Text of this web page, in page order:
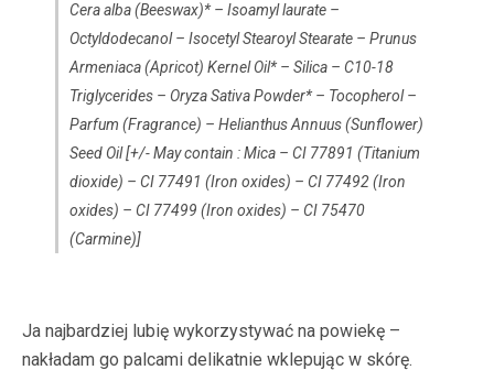
Cera alba (Beeswax)* – Isoamyl laurate –
Octyldodecanol – Isocetyl Stearoyl Stearate – Prunus
Armeniaca (Apricot) Kernel Oil* – Silica – C10-18
Triglycerides – Oryza Sativa Powder* – Tocopherol –
Parfum (Fragrance) – Helianthus Annuus (Sunflower)
Seed Oil [+/- May contain : Mica – CI 77891 (Titanium
dioxide) – CI 77491 (Iron oxides) – CI 77492 (Iron
oxides) – CI 77499 (Iron oxides) – CI 75470
(Carmine)]
Ja najbardziej lubię wykorzystywać na powiekę –
nakładam go palcami delikatnie wklepując w skórę.